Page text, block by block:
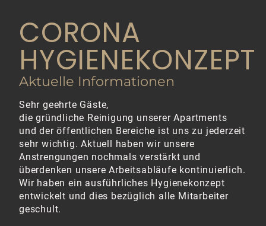
CORONA
HYGIENEKONZEPT
Aktuelle Informationen
Sehr geehrte Gäste,
die gründliche Reinigung unserer Apartments
und der öffentlichen Bereiche ist uns zu jederzeit
sehr wichtig. Aktuell haben wir unsere
Anstrengungen nochmals verstärkt und
überdenken unsere Arbeitsabläufe kontinuierlich.
Wir haben ein ausführliches Hygienekonzept
entwickelt und dies bezüglich alle Mitarbeiter
geschult.